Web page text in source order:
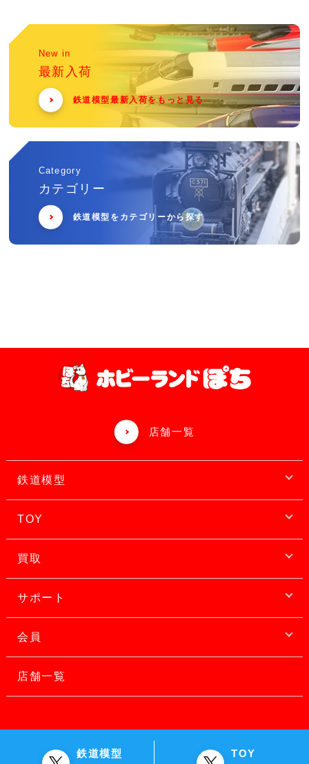
New in
最新入荷
鉄道模型最新入荷をもっと見る
Category
カテゴリー
鉄道模型をカテゴリーから探す
店舗一覧
鉄道模型
TOY
買取
サポート
会員
店舗一覧
鉄道模型 TOY